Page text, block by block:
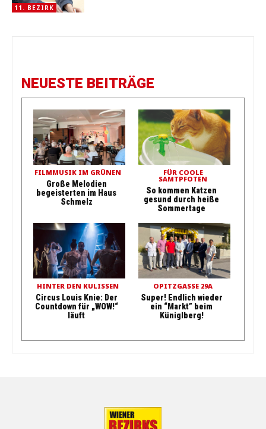
11. BEZIRK
NEUESTE BEITRÄGE
FILMMUSIK IM GRÜNEN
Große Melodien
begeisterten im Haus
Schmelz
FÜR COOLE
SAMTPFOTEN
So kommen Katzen
gesund durch heiße
Sommertage
HINTER DEN KULISSEN
Circus Louis Knie: Der
Countdown für „WOW!“
läuft
OPITZGASSE 29A
Super! Endlich wieder
ein “Markt” beim
Küniglberg!